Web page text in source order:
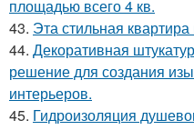
площадью всего 4 кв.
43. Эта стильная
44. Декоративная
решение для создания
интерьеров.
45. Гидроизоляция